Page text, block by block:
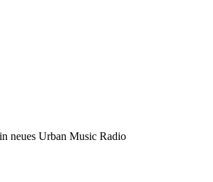
neues Urban Music Radio